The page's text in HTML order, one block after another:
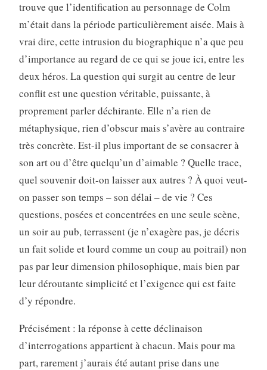
trouve que l’identification au personnage de Colm
m’était dans la période particulièrement aisée. Mais à
vrai dire, cette intrusion du biographique n’a que peu
d’importance au regard de ce qui se joue ici, entre les
deux héros. La question qui surgit au centre de leur
conflit est une question véritable, puissante, à
proprement parler déchirante. Elle n’a rien de
métaphysique, rien d’obscur mais s’avère au contraire
très concrète. Est-il plus important de se consacrer à
son art ou d’être quelqu’un d’aimable ? Quelle trace,
quel souvenir doit-on laisser aux autres ? À quoi veut-
on passer son temps – son délai – de vie ? Ces
questions, posées et concentrées en une seule scène,
un soir au pub, terrassent (je n’exagère pas, je décris
un fait solide et lourd comme un coup au poitrail) non
pas par leur dimension philosophique, mais bien par
leur déroutante simplicité et l’exigence qui est faite
d’y répondre.
Précisément : la réponse à cette déclinaison
d’interrogations appartient à chacun. Mais pour ma
part, rarement j’aurais été autant prise dans une